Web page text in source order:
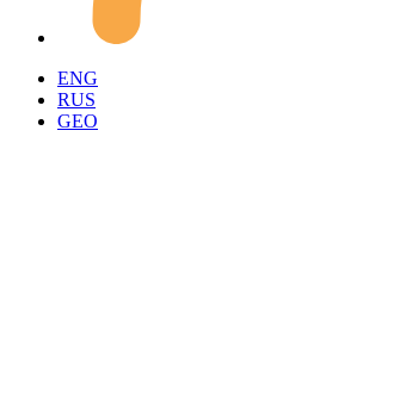
ENG
RUS
GEO